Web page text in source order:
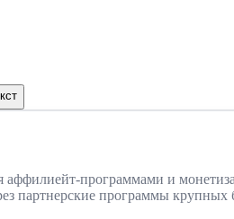
программами и
партнерские программы